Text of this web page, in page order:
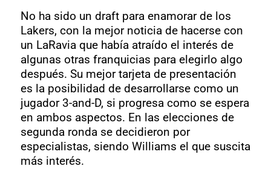
No ha sido un draft para enamorar de los
Lakers, con la mejor noticia de hacerse con
un LaRavia que había atraído el interés de
algunas otras franquicias para elegirlo algo
después. Su mejor tarjeta de presentación
es la posibilidad de desarrollarse como un
jugador 3-and-D, si progresa como se espera
en ambos aspectos. En las elecciones de
segunda ronda se decidieron por
especialistas, siendo Williams el que suscita
más interés.